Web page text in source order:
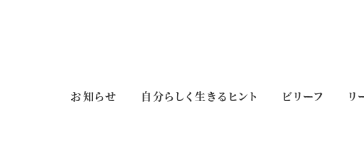
お知らせ 自分らしく生きるヒント ビリーフ リ